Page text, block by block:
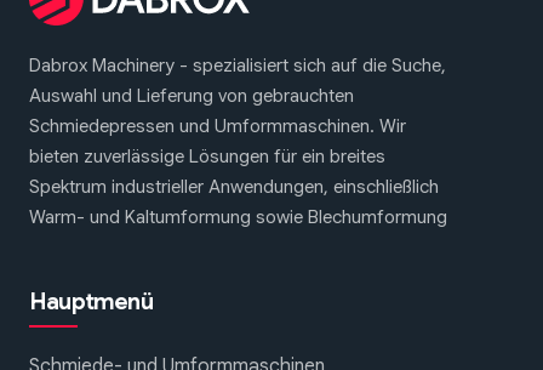
Dabrox Machinery - spezialisiert sich auf die Suche,
Auswahl und Lieferung von gebrauchten
Schmiedepressen und Umformmaschinen. Wir
bieten zuverlässige Lösungen für ein breites
Spektrum industrieller Anwendungen, einschließlich
Warm- und Kaltumformung sowie Blechumformung
Hauptmenü